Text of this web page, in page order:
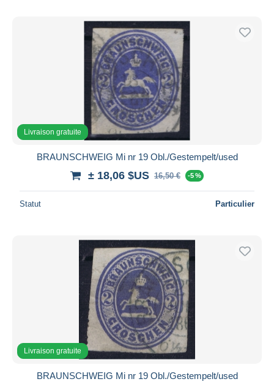
Livraison gratuite
BRAUNSCHWEIG Mi nr 19 Obl./Gestempelt/used
± 18,06 $US 16,50 € -5 %
Statut Particulier
Livraison gratuite
BRAUNSCHWEIG Mi nr 19 Obl./Gestempelt/used